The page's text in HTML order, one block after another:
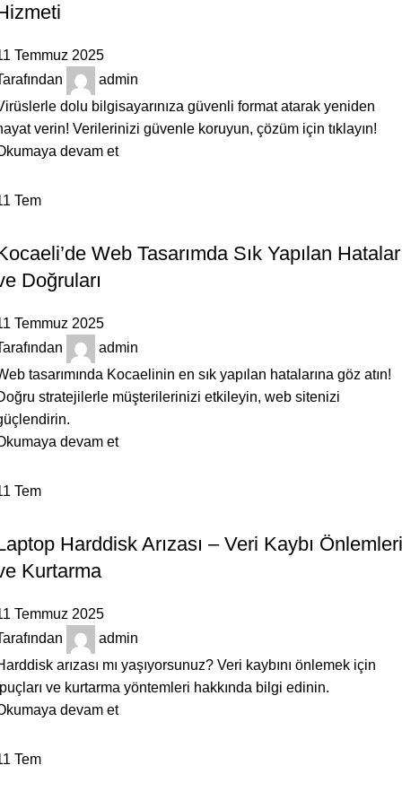
Temmuz 2025
admin
dolu bilgisayarınıza güvenli format atarak yeniden
verin! Verilerinizi güvenle koruyun, çözüm için tıklayın!
devam et
Tem
Web Tasarımda Sık Yapılan Hatalar
Doğruları
Temmuz 2025
admin
tasarımında Kocaelinin en sık yapılan hatalarına göz atın!
stratejilerle müşterilerinizi etkileyin, web sitenizi
devam et
Tem
Harddisk Arızası – Veri Kaybı Önlemleri
Kurtarma
Temmuz 2025
admin
arızası mı yaşıyorsunuz? Veri kaybını önlemek için
ve kurtarma yöntemleri hakkında bilgi edinin.
devam et
Tem